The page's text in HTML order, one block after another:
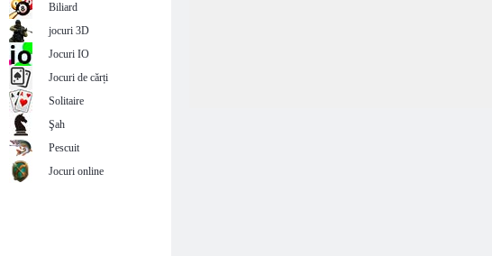
Biliard
jocuri 3D
Jocuri IO
Jocuri de cărți
Solitaire
Şah
Pescuit
Jocuri online